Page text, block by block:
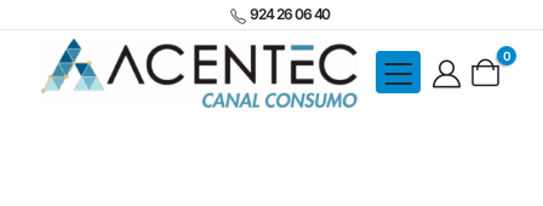
924 26 06 40
0